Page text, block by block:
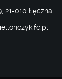
21-010 Łęczna